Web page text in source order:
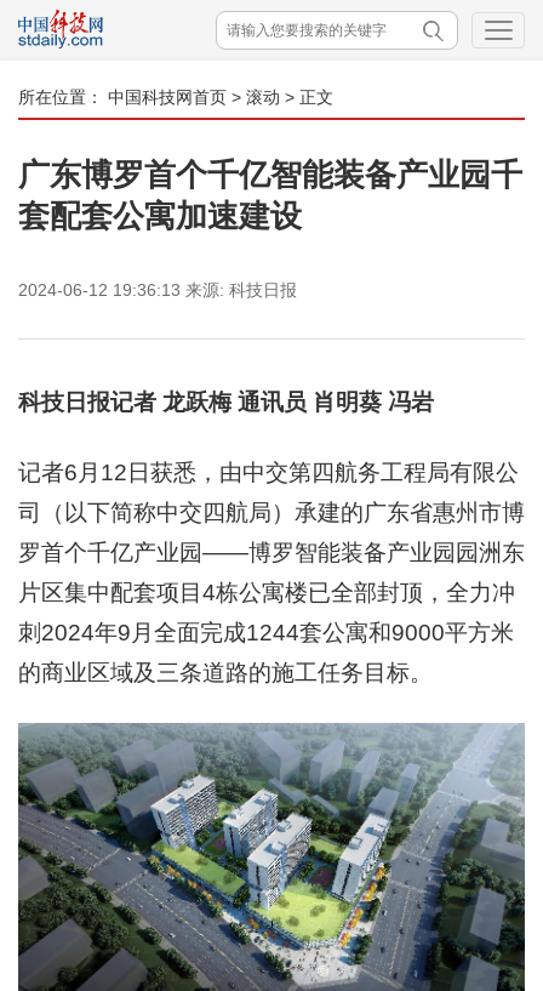
所在位置： 中国科技网首页 > 滚动 > 正文
广东博罗首个千亿智能装备产业园千
套配套公寓加速建设
2024-06-12 19:36:13 来源: 科技日报
科技日报记者 龙跃梅 通讯员 肖明葵 冯岩
记者6月12日获悉，由中交第四航务工程局有限公
司（以下简称中交四航局）承建的广东省惠州市博
罗首个千亿产业园——博罗智能装备产业园园洲东
片区集中配套项目4栋公寓楼已全部封顶，全力冲
刺2024年9月全面完成1244套公寓和9000平方米
的商业区域及三条道路的施工任务目标。